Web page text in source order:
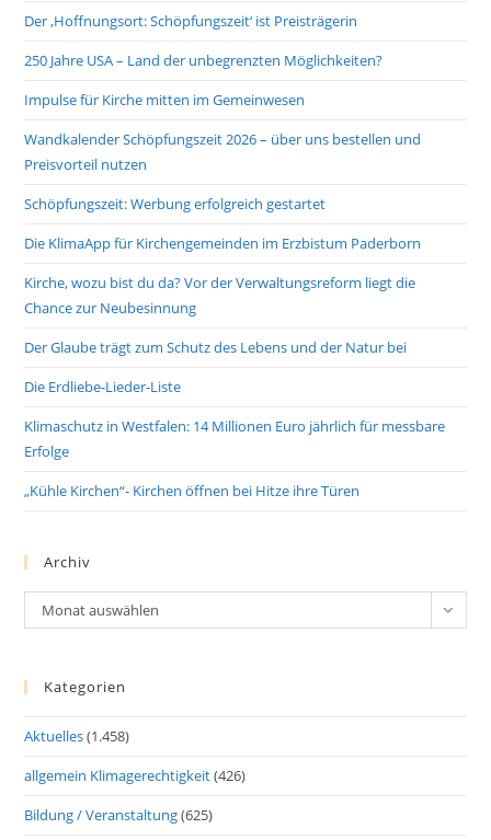
Der ‚Hoffnungsort: Schöpfungszeit‘ ist Preisträgerin
250 Jahre USA – Land der unbegrenzten Möglichkeiten?
Impulse für Kirche mitten im Gemeinwesen
Wandkalender Schöpfungszeit 2026 – über uns bestellen und
Preisvorteil nutzen
Schöpfungszeit: Werbung erfolgreich gestartet
Die KlimaApp für Kirchengemeinden im Erzbistum Paderborn
Kirche, wozu bist du da? Vor der Verwaltungsreform liegt die
Chance zur Neubesinnung
Der Glaube trägt zum Schutz des Lebens und der Natur bei
Die Erdliebe-Lieder-Liste
Klimaschutz in Westfalen: 14 Millionen Euro jährlich für messbare
Erfolge
„Kühle Kirchen“- Kirchen öffnen bei Hitze ihre Türen
Archiv
Archiv
Monat auswählen
Kategorien
Aktuelles(1.458)
allgemein Klimagerechtigkeit(426)
Bildung / Veranstaltung(625)